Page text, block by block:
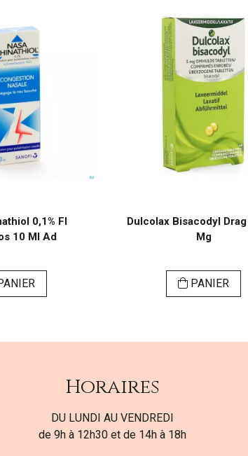
0,1% Fl
10 Ml Ad
Dulcolax Bisacodyl
Mg
PANIER
Horaires
DU LUNDI AU VENDREDI
de 9h à 12h30 et de 14h à 18h